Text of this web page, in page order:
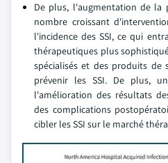
De plus, l'augmentation de la
nombre croissant
l'incidence des SSI, ce qui
thérapeutiques plus
spécialisés et des produits de
prévenir les SSI. De plus,
l'amélioration des résultats
des complications
cibler les SSI sur le marché